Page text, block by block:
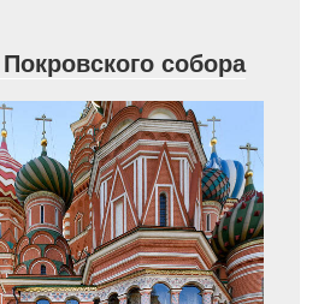
собора